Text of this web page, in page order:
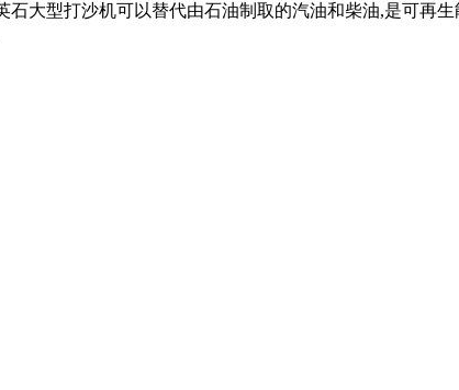
石大型打沙机可以替代由石油制取的汽油和柴油,是可再